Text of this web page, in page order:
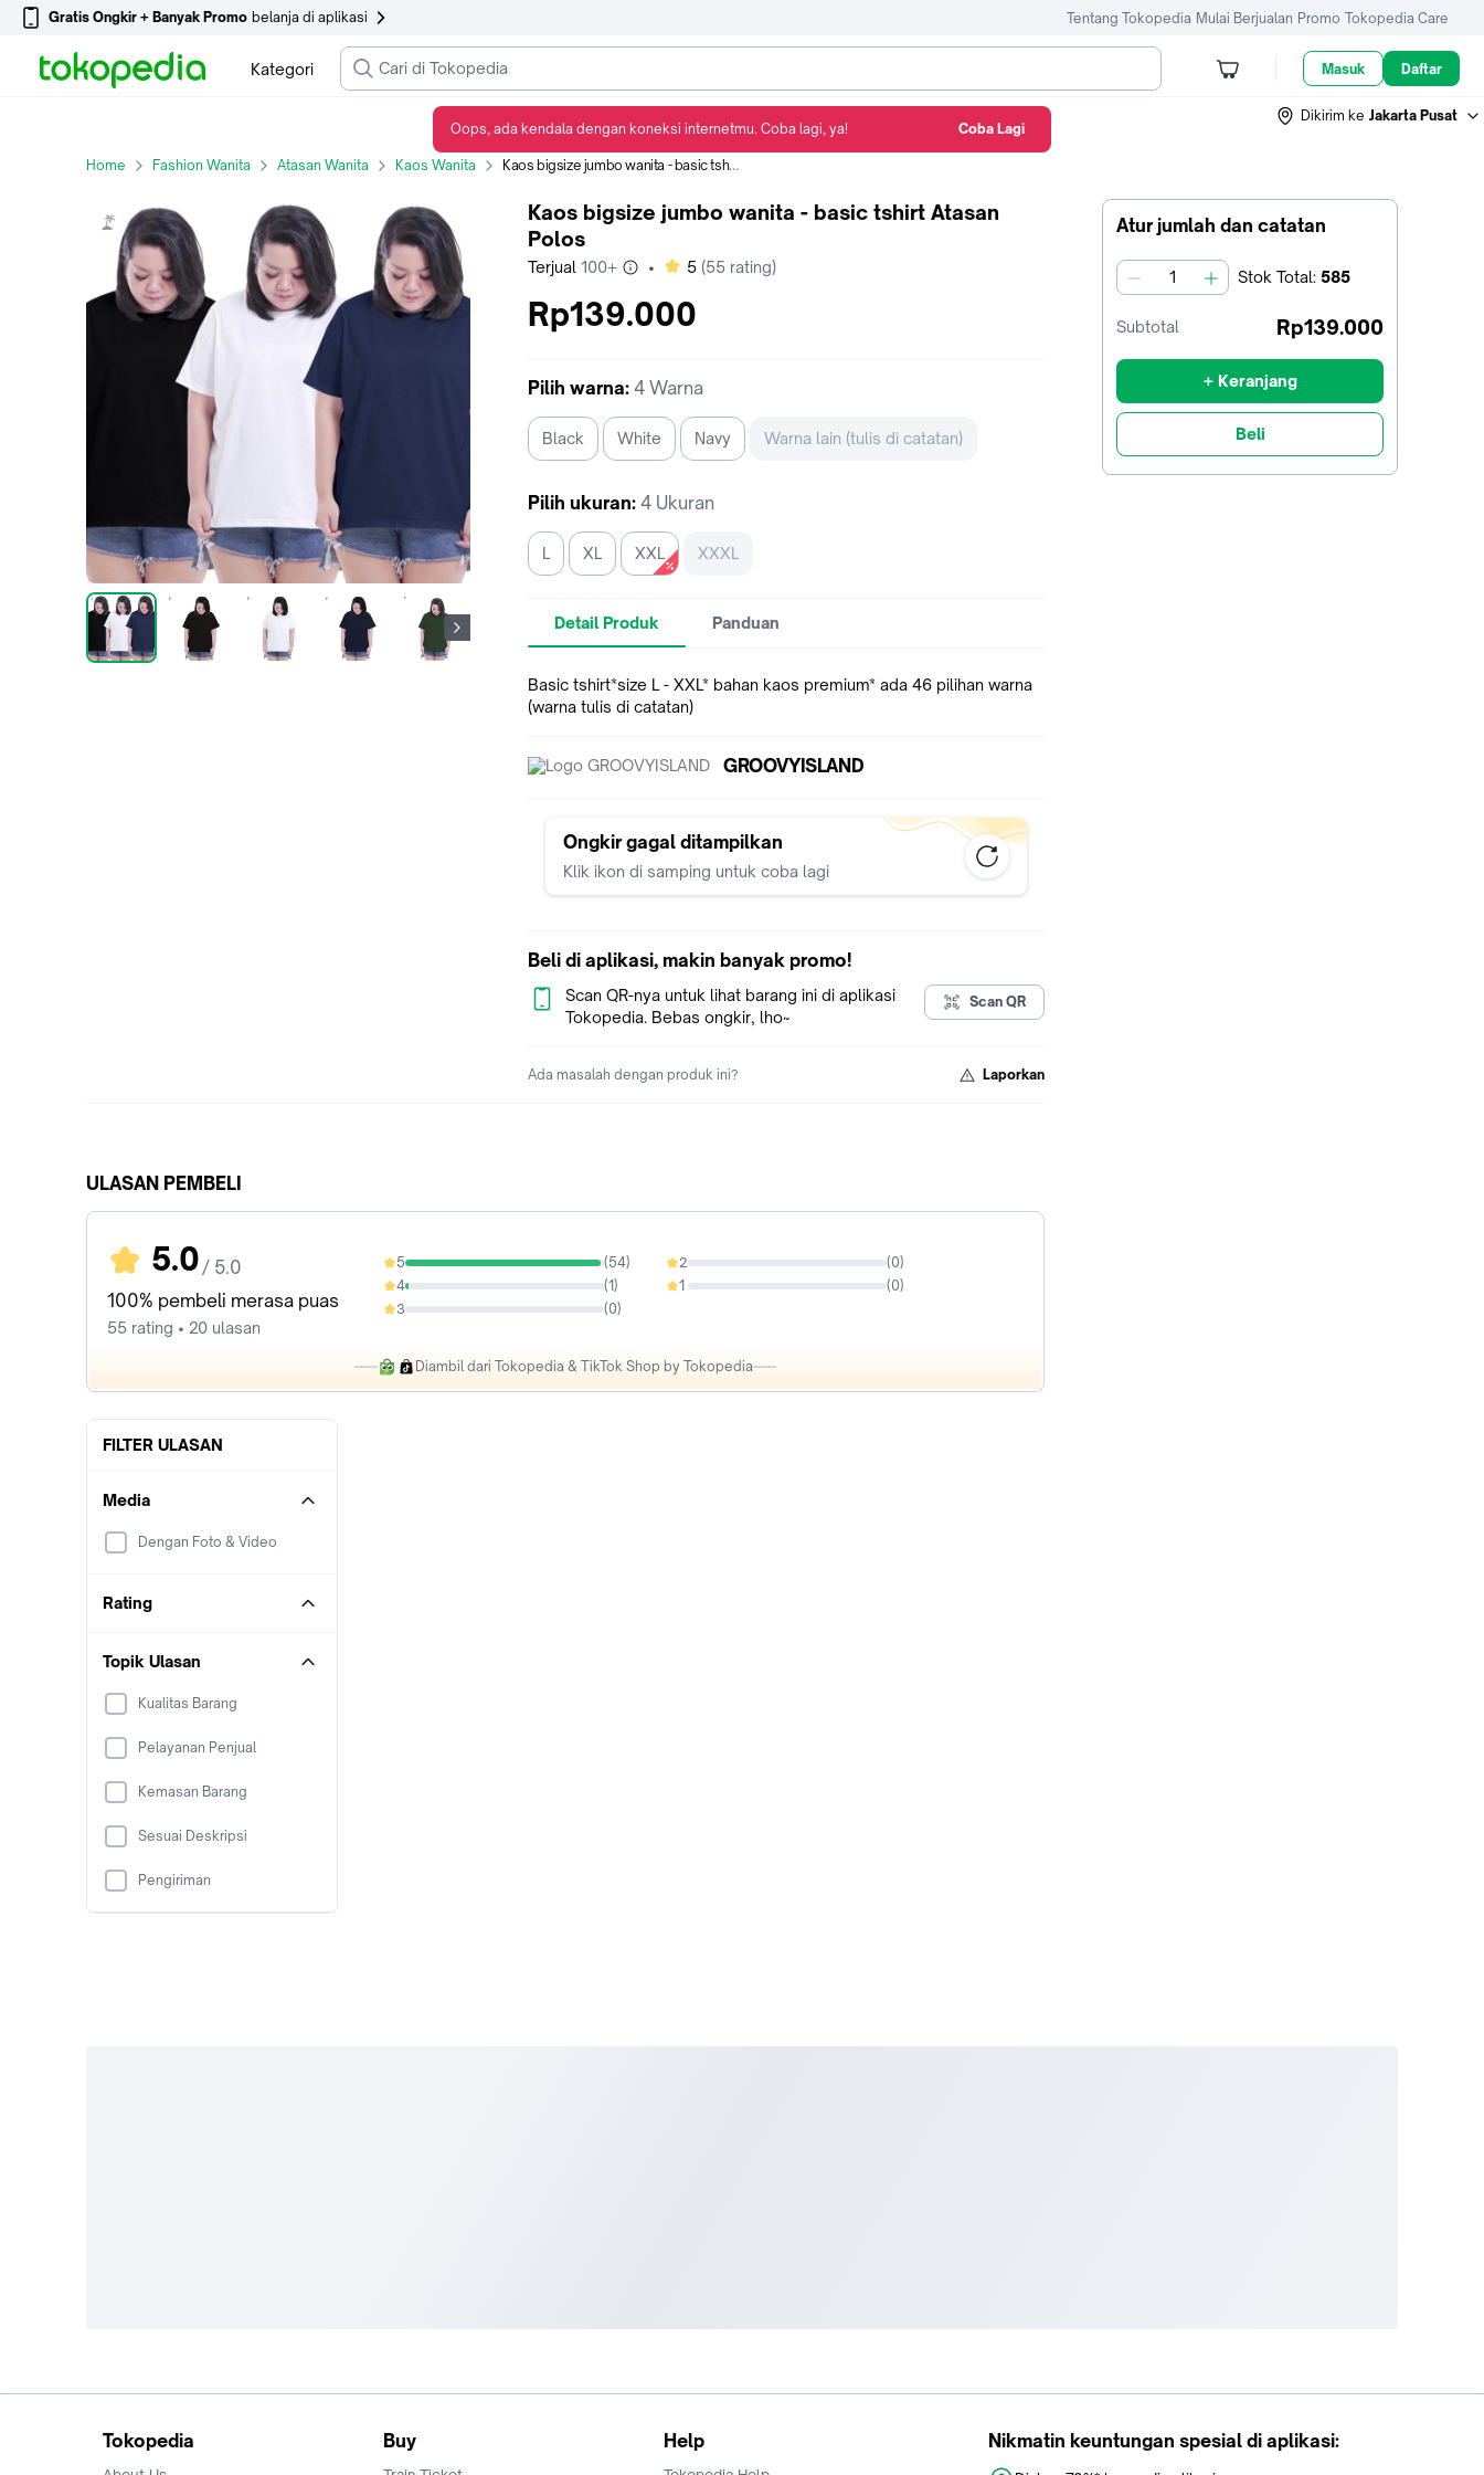
Gratis Ongkir + Banyak Promo belanja di aplikasi Tentang Tokopedia Mulai Berjualan Promo Tokopedia Care
Kategori Masuk Daftar
Dikirim ke Jakarta Pusat
Home Fashion Wanita Atasan Wanita Kaos Wanita Kaos bigsize jumbo wanita - basic tshirt Atasan Polos
Atur jumlah dan catatan
jumlah Stok Total: 585
Subtotal Rp139.000
+ Keranjang
Beli
Kaos bigsize jumbo wanita - basic tshirt Atasan
Polos
Terjual 100+ • bintang
5 (55 rating)
Rp139.000
Pilih warna: 4 Warna
Black White Navy Warna lain (tulis di catatan)
Pilih ukuran: 4 Ukuran
L XL XXL XXXL
Detail Produk Panduan
Basic tshirt*size L - XXL* bahan kaos premium* ada 46 pilihan warna
(warna tulis di catatan)
GROOVYISLAND
Ongkir gagal ditampilkan
Klik ikon di samping untuk coba lagi
Beli di aplikasi, makin banyak promo!
Scan QR-nya untuk lihat barang ini di aplikasi
Tokopedia. Bebas ongkir, lho~
Scan QR
Ada masalah dengan produk ini? Laporkan
ULASAN PEMBELI
5.0 / 5.0
100% pembeli merasa puas
55 rating • 20 ulasan
5 (54)
98.18%
4 (1)
1.82%
3 (0)
0%
2 (0)
0%
1 (0)
0%
Diambil dari Tokopedia & TikTok Shop by Tokopedia
FILTER ULASAN
Media
Dengan Foto & Video
Rating
Topik Ulasan
Kualitas Barang
Pelayanan Penjual
Kemasan Barang
Sesuai Deskripsi
Pengiriman
Tokopedia Buy Help Nikmatin keuntungan spesial di aplikasi:
Oops, ada kendala dengan koneksi internetmu. Coba lagi, ya! Coba Lagi